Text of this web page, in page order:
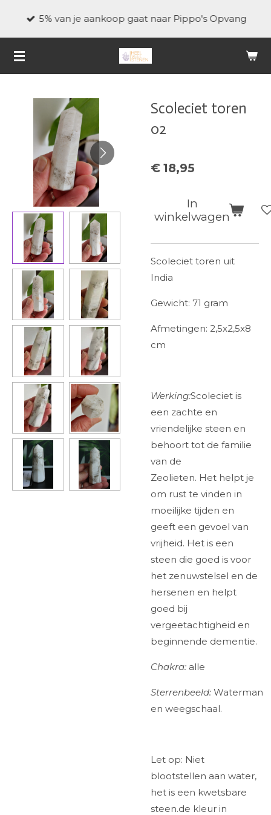
de
5% van je aankoop gaat naar Pippo's Opvang
Scoleciet toren
02
€ 18,95
In
winkelwagen
Scoleciet toren uit
India
Gewicht: 71 gram
Afmetingen: 2,5x2,5x8
cm
Werking:Scoleciet is
een zachte en
vriendelijke steen en
behoort tot de familie
van de
Zeolieten. Het helpt je
om rust te vinden in
moeilijke tijden en
geeft een gevoel van
vrijheid. Het is een
steen die goed is voor
het zenuwstelsel en de
hersenen en helpt
goed bij
vergeetachtigheid en
beginnende dementie.
Chakra: alle
Sterrenbeeld: Waterman
en weegschaal.
Let op: Niet
blootstellen aan water,
het is een kwetsbare
steen.de kleur in